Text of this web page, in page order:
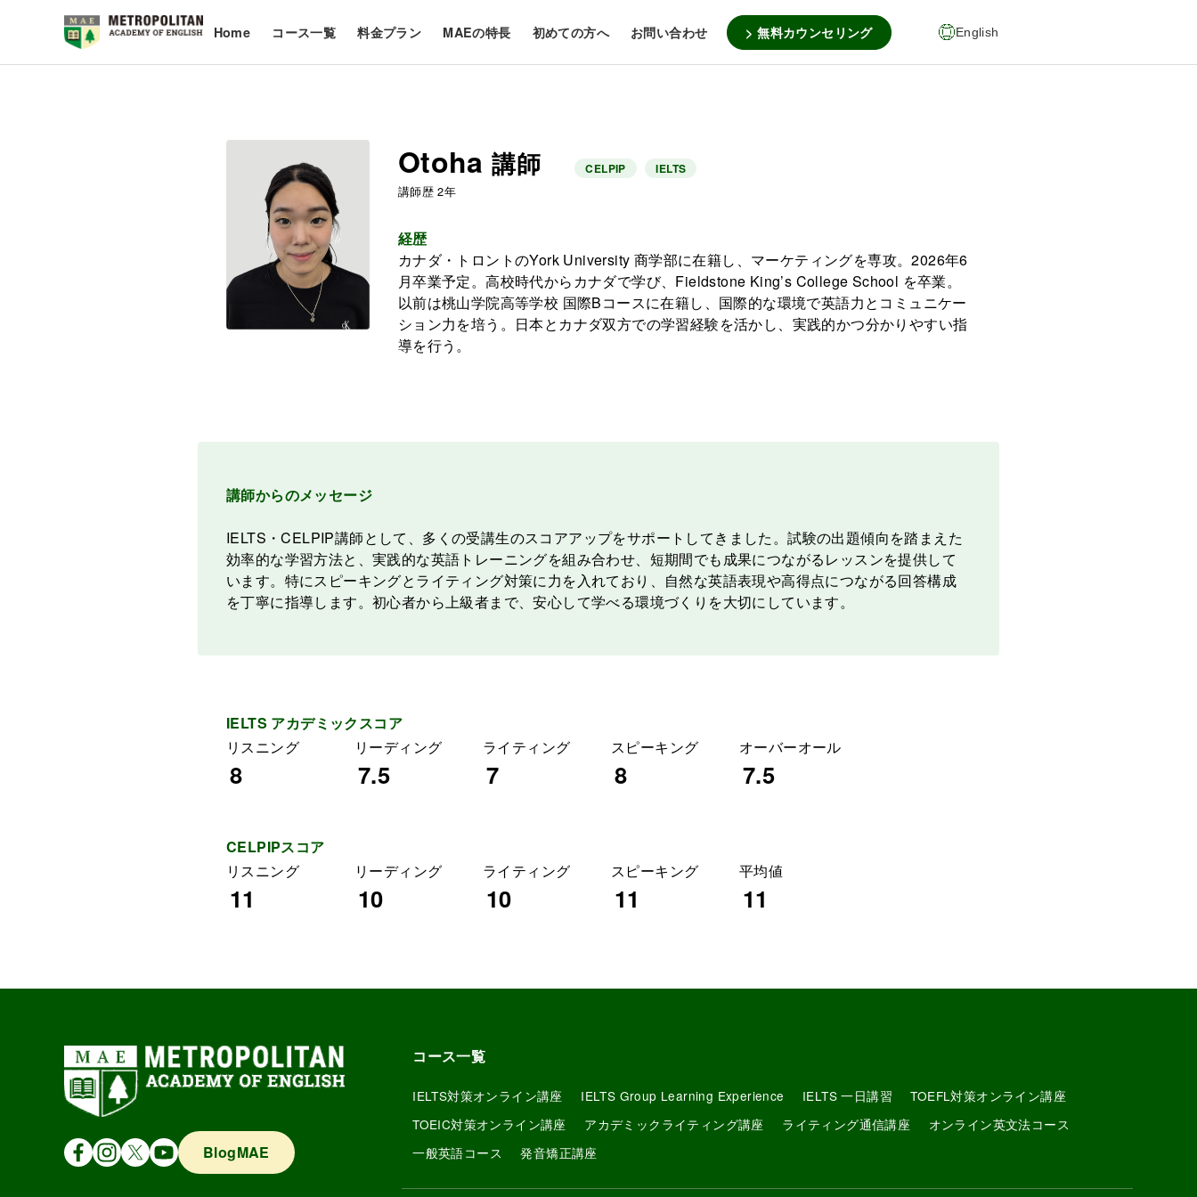
Home コース一覧 料金プラン MAEの特長 初めての方へ お問い合わせ > 無料カウンセリング English
Otoha講師 CELPIP IELTS
講師歴 2年
経歴
カナダ・トロントのYork University 商学部に在籍し、マーケティングを専攻。2026年6
月卒業予定。高校時代からカナダで学び、Fieldstone King’s College School を卒業。
以前は桃山学院高等学校 国際Bコースに在籍し、国際的な環境で英語力とコミュニケー
ション力を培う。日本とカナダ双方での学習経験を活かし、実践的かつ分かりやすい指
導を行う。
講師からのメッセージ
IELTS・CELPIP講師として、多くの受講生のスコアアップをサポートしてきました。試験の出題傾向を踏まえた
効率的な学習方法と、実践的な英語トレーニングを組み合わせ、短期間でも成果につながるレッスンを提供して
います。特にスピーキングとライティング対策に力を入れており、自然な英語表現や高得点につながる回答構成
を丁寧に指導します。初心者から上級者まで、安心して学べる環境づくりを大切にしています。
IELTS アカデミックスコア
リスニング
8
リーディング
7.5
ライティング
7
スピーキング
8
オーバーオール
7.5
CELPIPスコア
リスニング
11
リーディング
10
ライティング
10
スピーキング
11
平均値
11
BlogMAE
コース一覧
IELTS対策オンライン講座 IELTS Group Learning Experience IELTS 一日講習
TOEFL対策オンライン講座
TOEIC対策オンライン講座
アカデミックライティング講座 ライティング通信講座
オンライン英文法コース
一般英語コース
発音矯正講座